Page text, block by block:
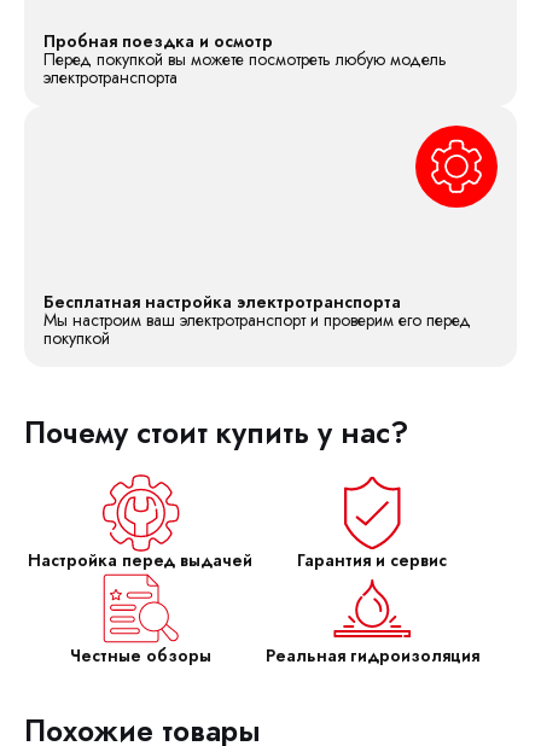
Пробная поездка и осмотр
Перед покупкой вы можете посмотреть любую модель
электротранспорта
Бесплатная настройка электротранспорта
Мы настроим ваш электротранспорт и проверим его перед
покупкой
Почему стоит купить у нас?
Настройка перед выдачей Гарантия и сервис
Честные обзоры Реальная гидроизоляция
Похожие товары